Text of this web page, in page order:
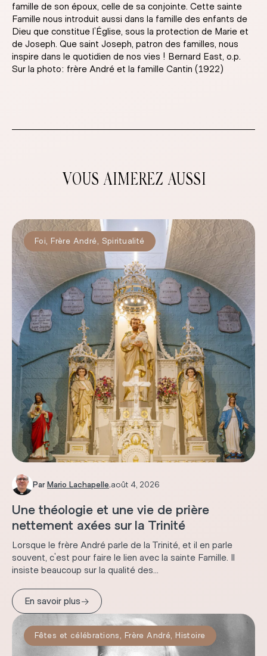
famille de son époux, celle de sa conjointe. Cette sainte
Famille nous introduit aussi dans la famille des enfants de
Dieu que constitue l’Église, sous la protection de Marie et
de Joseph. Que saint Joseph, patron des familles, nous
inspire dans le quotidien de nos vies ! Bernard East, o.p.
Sur la photo: frère André et la famille Cantin (1922)
VOUS AIMEREZ AUSSI
Foi, Frère André, Spiritualité
Par Mario Lachapelle.août 4, 2026
Une théologie et une vie de prière
nettement axées sur la Trinité
Lorsque le frère André parle de la Trinité, et il en parle
souvent, c'est pour faire le lien avec la sainte Famille. Il
insiste beaucoup sur la qualité des...
En savoir plus→
Fêtes et célébrations, Frère André, Histoire